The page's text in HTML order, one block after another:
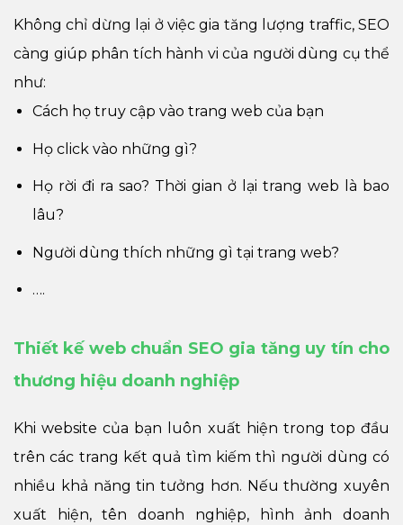
Không chỉ dừng lại ở việc gia tăng lượng traffic, SEO
càng giúp phân tích hành vi của người dùng cụ thể
như:
Cách họ truy cập vào trang web của bạn
Họ click vào những gì?
Họ rời đi ra sao? Thời gian ở lại trang web là bao
lâu?
Người dùng thích những gì tại trang web?
….
Thiết kế web chuẩn SEO gia tăng uy tín cho
thương hiệu doanh nghiệp
Khi website của bạn luôn xuất hiện trong top đầu
trên các trang kết quả tìm kiếm thì người dùng có
nhiều khả năng tin tưởng hơn. Nếu thường xuyên
xuất hiện, tên doanh nghiệp, hình ảnh doanh